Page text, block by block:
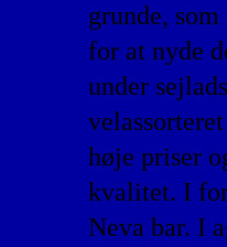
grunde,
for at nyde
under
høje priser
kvalitet. I
Neva bar. I